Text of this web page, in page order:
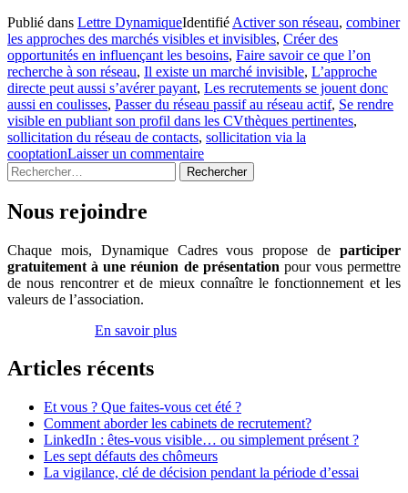
plus
surCadres
seniors
:
Exploitez-
vous
le
potentiel
du
marché
Publié dans Lettre DynamiqueIdentifié Activer son réseau, combiner
les approches des marchés visibles et invisibles, Créer des
opportunités en influençant les besoins, Faire savoir ce que l’on
recherche à son réseau, Il existe un marché invisible, L’approche
directe peut aussi s’avérer payant, Les recrutements se jouent donc
aussi en coulisses, Passer du réseau passif au réseau actif, Se rendre
visible en publiant son profil dans les CVthèques pertinentes,
sollicitation du réseau de contacts, sollicitation via la
cooptationLaisser un commentaire
Rechercher :
Nous rejoindre
Chaque mois, Dynamique Cadres vous propose de participer
gratuitement à une réunion de présentation pour vous permettre
de nous rencontrer et de mieux connaître le fonctionnement et les
valeurs de l’association.
En savoir plus
Articles récents
Et vous ? Que faites-vous cet été ?
Comment aborder les cabinets de recrutement?
LinkedIn : êtes-vous visible… ou simplement présent ?
Les sept défauts des chômeurs
La vigilance, clé de décision pendant la période d’essai